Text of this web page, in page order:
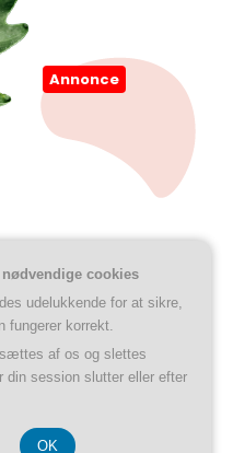
Annonce
cookies
udelukkende for at sikre,
fungerer korrekt.
af os og slettes
din session slutter eller efter
OK